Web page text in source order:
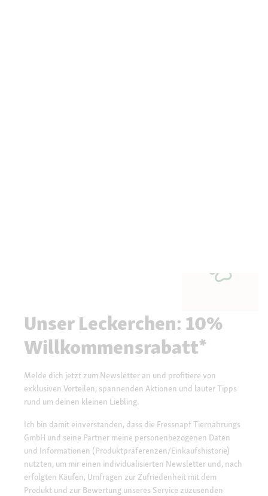
Unser Leckerchen: 10%
Willkommensrabatt*
Melde dich jetzt zum Newsletter an und profitiere von
exklusiven Vorteilen, spannenden Aktionen und lauter Tipps
rund um deinen kleinen Liebling.
Ich bin damit einverstanden, dass die Fressnapf Tiernahrungs
GmbH und seine Partner meine personenbezogenen Daten
und Informationen (Produktpräferenzen/Einkaufshistorie)
nutzten, um mir einen individualisierten Newsletter und, nach
erfolgten Käufen, Umfragen zur Zufriedenheit mit dem
Produkt und zur Bewertung unseres Service zuzusenden